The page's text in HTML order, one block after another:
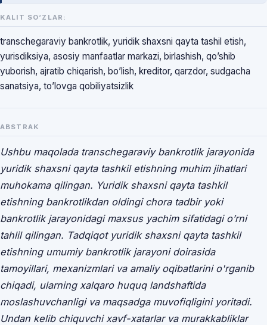
KALIT SO‘ZLAR:
transchegaraviy bankrotlik, yuridik shaxsni qayta tashil etish,
yurisdiksiya, asosiy manfaatlar markazi, birlashish, qo’shib
yuborish, ajratib chiqarish, bo’lish, kreditor, qarzdor, sudgacha
sanatsiya, to’lovga qobiliyatsizlik
ABSTRAK
Ushbu maqolada transchegaraviy bankrotlik jarayonida
yuridik shaxsni qayta tashkil etishning muhim jihatlari
muhokama qilingan. Yuridik shaxsni qayta tashkil
etishning bankrotlikdan oldingi chora tadbir yoki
bankrotlik jarayonidagi maxsus yachim sifatidagi o’rni
tahlil qilingan. Tadqiqot yuridik shaxsni qayta tashkil
etishning umumiy bankrotlik jarayoni doirasida
tamoyillari, mexanizmlari va amaliy oqibatlarini o'rganib
chiqadi, ularning xalqaro huquq landshaftida
moslashuvchanligi va maqsadga muvofiqligini yoritadi.
Undan kelib chiquvchi xavf-xatarlar va murakkabliklar